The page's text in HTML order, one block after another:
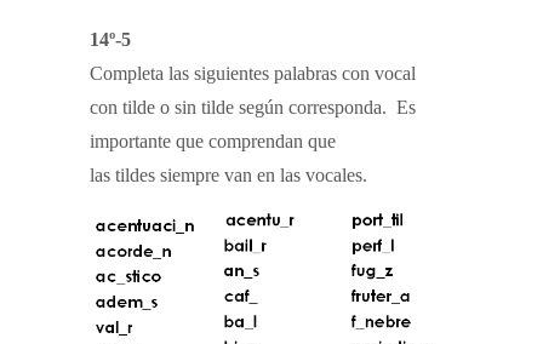
14º-5
Completa las siguientes palabras con vocal
con tilde o sin tilde según corresponda. Es
importante que comprendan que
las tildes siempre van en las vocales.